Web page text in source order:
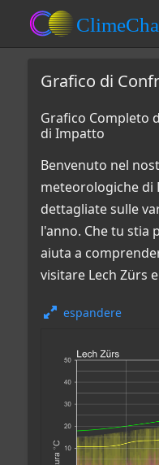
Grafico di
Grafico Completo
di Impatto
Benvenuto nel
meteorologiche di
dettagliate sulle
l'anno. Che tu stia
aiuta a
visitare Lech Zürs
espandere